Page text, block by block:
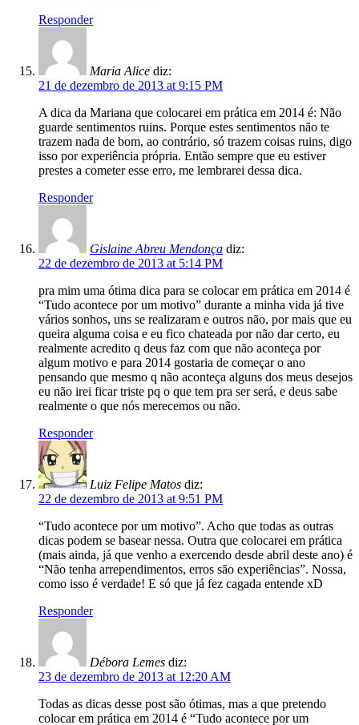
Responder
Maria Alice diz:
21 de dezembro de 2013 at 9:15 PM
A dica da Mariana que colocarei em prática em 2014 é: Não
guarde sentimentos ruins. Porque estes sentimentos não te
trazem nada de bom, ao contrário, só trazem coisas ruins, digo
isso por experiência própria. Então sempre que eu estiver
prestes a cometer esse erro, me lembrarei dessa dica.
Responder
Gislaine Abreu Mendonça diz:
22 de dezembro de 2013 at 5:14 PM
pra mim uma ótima dica para se colocar em prática em 2014 é
“Tudo acontece por um motivo” durante a minha vida já tive
vários sonhos, uns se realizaram e outros não, por mais que eu
queira alguma coisa e eu fico chateada por não dar certo, eu
realmente acredito q deus faz com que não aconteça por
algum motivo e para 2014 gostaria de começar o ano
pensando que mesmo q não aconteça alguns dos meus desejos
eu não irei ficar triste pq o que tem pra ser será, e deus sabe
realmente o que nós merecemos ou não.
Responder
Luiz Felipe Matos diz:
22 de dezembro de 2013 at 9:51 PM
“Tudo acontece por um motivo”. Acho que todas as outras
dicas podem se basear nessa. Outra que colocarei em prática
(mais ainda, já que venho a exercendo desde abril deste ano) é
“Não tenha arrependimentos, erros são experiências”. Nossa,
como isso é verdade! E só que já fez cagada entende xD
Responder
Débora Lemes diz:
23 de dezembro de 2013 at 12:20 AM
Todas as dicas desse post são ótimas, mas a que pretendo
colocar em prática em 2014 é “Tudo acontece por um